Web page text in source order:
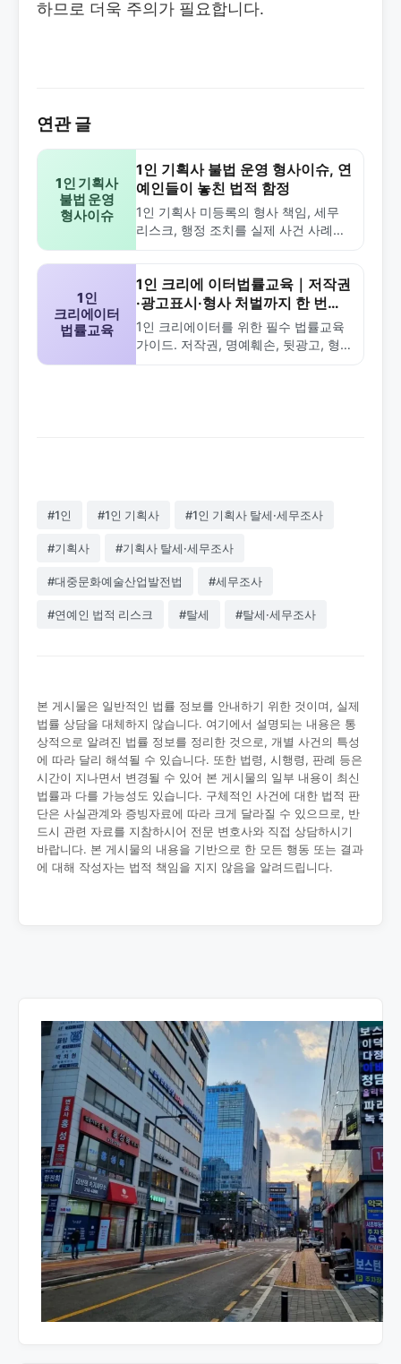
하므로 더욱 주의가 필요합니다.
연관 글
1인 기획사
불법 운영
형사이슈
1인 기획사 불법 운영 형사이슈, 연
예인들이 놓친 법적 함정
1인 기획사 미등록의 형사 책임, 세무
리스크, 행정 조치를 실제 사건 사례와
1인
크리에이터
법률교육
1인 크리에 이터법률교육｜저작권
·광고표시·형사 처벌까지 한 번에
정리
1인 크리에이터를 위한 필수 법률교육
가이드. 저작권, 명예훼손, 뒷광고, 형사
#1인 #1인 기획사 #1인 기획사 탈세·세무조사
#기획사 #기획사 탈세·세무조사
#대중문화예술산업발전법 #세무조사
#연예인 법적 리스크 #탈세 #탈세·세무조사
본 게시물은 일반적인 법률 정보를 안내하기 위한 것이며, 실제
법률 상담을 대체하지 않습니다. 여기에서 설명되는 내용은 통
상적으로 알려진 법률 정보를 정리한 것으로, 개별 사건의 특성
에 따라 달리 해석될 수 있습니다. 또한 법령, 시행령, 판례 등은
시간이 지나면서 변경될 수 있어 본 게시물의 일부 내용이 최신
법률과 다를 가능성도 있습니다. 구체적인 사건에 대한 법적 판
단은 사실관계와 증빙자료에 따라 크게 달라질 수 있으므로, 반
드시 관련 자료를 지참하시어 전문 변호사와 직접 상담하시기
바랍니다. 본 게시물의 내용을 기반으로 한 모든 행동 또는 결과
에 대해 작성자는 법적 책임을 지지 않음을 알려드립니다.